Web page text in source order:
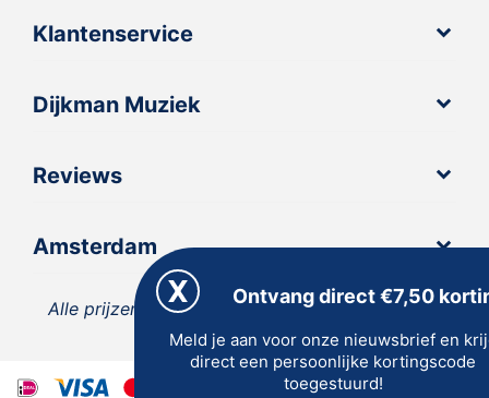
Klantenservice
Dijkman Muziek
Reviews
Amsterdam
Alle prijzen zijn inclusief 21% BTW, tenzij anders
vermeld.
Ontvang direct €7,50
Meld je aan voor onze nieuwsbrief en
direct een persoonlijke kortingscode
toegestuurd!